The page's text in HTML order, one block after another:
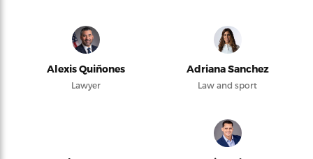
Alexis Quiñones
Lawyer
Adriana Sanchez
Law and sport